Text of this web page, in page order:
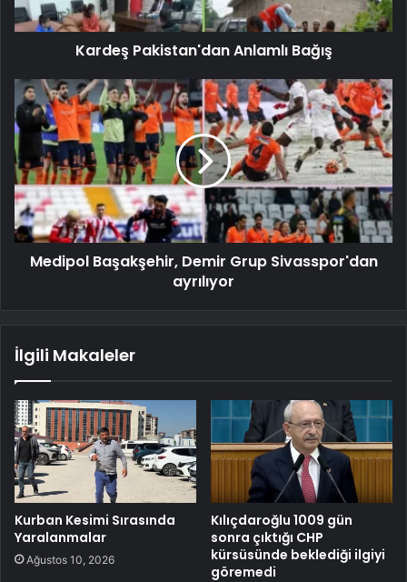
Kardeş Pakistan'dan Anlamlı Bağış
Medipol Başakşehir, Demir Grup Sivasspor'dan
ayrılıyor
İlgili Makaleler
Kurban Kesimi Sırasında
Yaralanmalar
Ağustos 10, 2026
Kılıçdaroğlu 1009 gün
sonra çıktığı CHP
kürsüsünde beklediği ilgiyi
göremedi